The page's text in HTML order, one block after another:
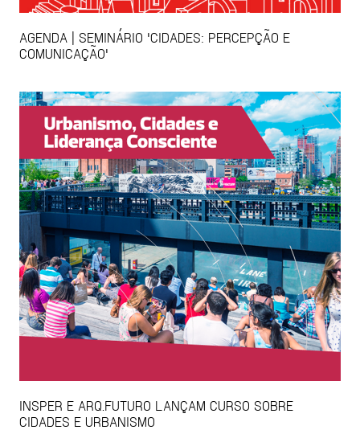
AGENDA | SEMINÁRIO 'CIDADES: PERCEPÇÃO E
COMUNICAÇÃO'
INSPER E ARQ.FUTURO LANÇAM CURSO SOBRE
CIDADES E URBANISMO